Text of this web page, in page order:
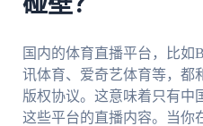
国内的体育直播平台，比如
讯体育、爱奇艺体育等，都
版权协议。这意味着只有中
这些平台的直播内容。当你